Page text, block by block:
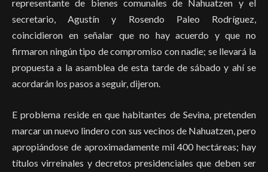
representante de bienes comunales de Nahuatzen y el
secretario, Agustín y Rosendo Paleo Rodríguez,
coincidieron en señalar que no hay acuerdo y que no
firmaron ningún tipo de compromiso con nadie; se llevará la
propuesta a la asamblea de esta tarde de sábado y ahí se
acordarán los pasos a seguir, dijeron.
E problema reside en que habitantes de Sevina, pretenden
marcar un nuevo lindero con sus vecinos de Nahuatzen, pero
apropiándose de aproximadamente mil 400 hectáreas; hay
títulos virreinales y decretos presidenciales que deben ser